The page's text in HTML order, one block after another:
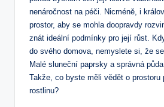
nenáročnost na péči. Nicméně, i
prostor, aby se mohla doopravdy
znát ideální podmínky pro její růst.
do svého domova, nemyslete si, že
Malé sluneční paprsky a správná
Takže, co byste měli vědět o prostoru
rostlinu?